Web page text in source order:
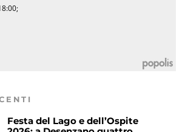
Festa del Lago e dell’Ospite